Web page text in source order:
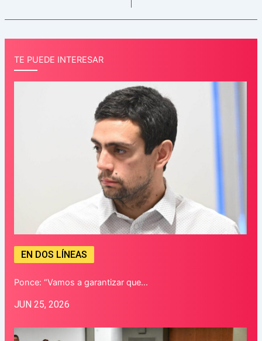
TE PUEDE INTERESAR
EN DOS LÍNEAS
Ponce: “Vamos a garantizar que…
JUN 25, 2026